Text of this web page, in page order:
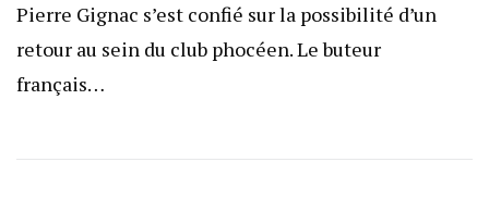
Pierre Gignac s’est confié sur la possibilité d’un
retour au sein du club phocéen. Le buteur
français…